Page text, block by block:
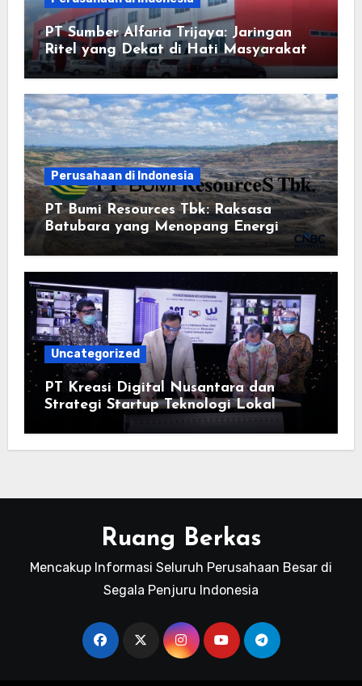
PT Sumber Alfaria Trijaya: Jaringan
Ritel yang Dekat di Hati Masyarakat
Perusahaan di Indonesia
PT Bumi Resources Tbk: Raksasa
Batubara yang Menopang Energi
Uncategorized
PT Kreasi Digital Nusantara dan
Strategi Startup Teknologi Lokal
Ruang Berkas
Mencakup Informasi Seluruh Perusahaan Besar di
Segala Penjuru Indonesia